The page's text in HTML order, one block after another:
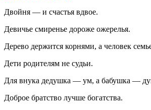
Двойня — и счастья вдвое.
Девичье смиренье дороже ожерелья.
Дерево держится корнями, а человек
Дети родителям не судьи.
Для внука дедушка — ум, а бабушка —
Доброе братство лучше богатства.